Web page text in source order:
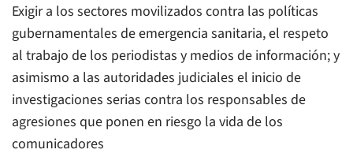
Exigir a los sectores movilizados contra las políticas
gubernamentales de emergencia sanitaria, el respeto
al trabajo de los periodistas y medios de información; y
asimismo a las autoridades judiciales el inicio de
investigaciones serias contra los responsables de
agresiones que ponen en riesgo la vida de los
comunicadores